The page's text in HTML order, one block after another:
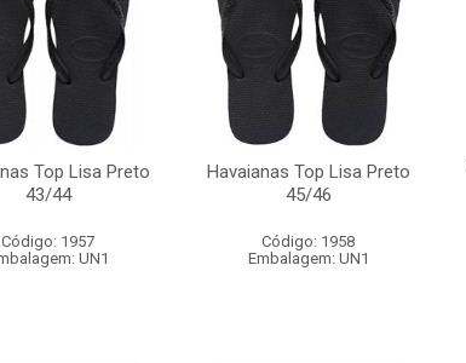
Top Lisa Preto
43/44
Código: 1957
UN1
Havaianas Top Lisa Preto
45/46
Código: 1958
Embalagem: UN1